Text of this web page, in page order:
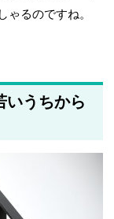
ゃるのですね。
いうちから